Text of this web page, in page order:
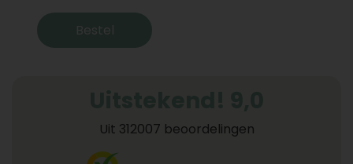
Bestel
Uit 312007 beoordelingen